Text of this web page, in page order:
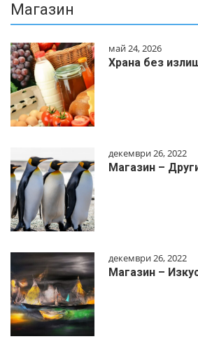
Магазин
май 24, 2026
Храна без
декември 26, 2022
Магазин –
декември 26, 2022
Магазин –